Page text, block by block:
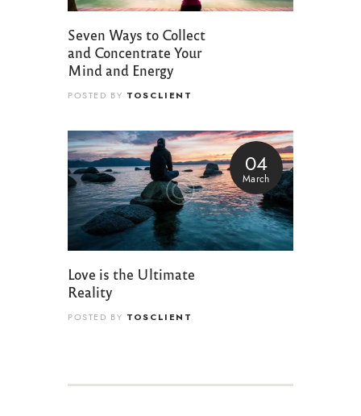
Seven Ways to Collect
and Concentrate Your
Mind and Energy
POSTED BY TOSCLIENT
04
March
Love is the Ultimate
Reality
POSTED BY TOSCLIENT